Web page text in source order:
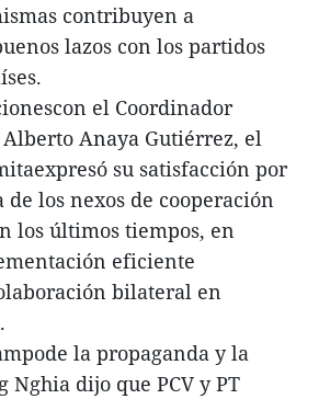
contribuyen a
lazos con los partidos
el Coordinador
Anaya Gutiérrez, el
su satisfacción por
los nexos de cooperación
los últimos tiempos, en
eficiente
bilateral en
la propaganda y la
Nghia dijo que PCV y PT